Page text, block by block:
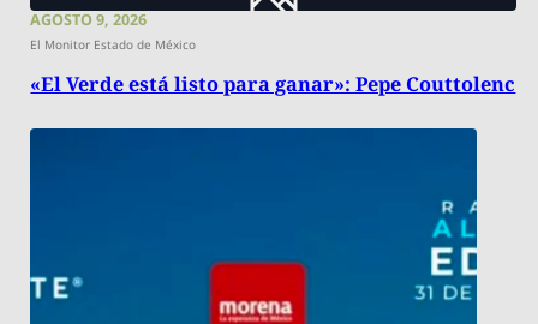
AGOSTO 9, 2026
El Monitor Estado de México
«El Verde está listo para ganar»: Pepe Couttolenc